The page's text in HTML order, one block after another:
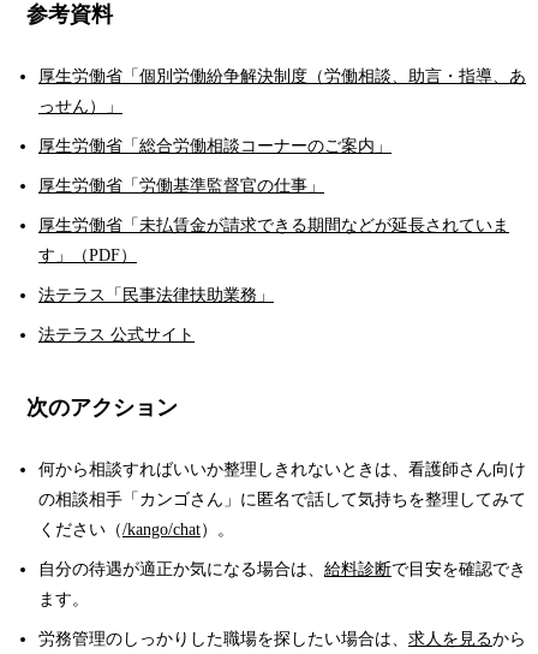
参考資料
厚生労働省「個別労働紛争解決制度（労働相談、助言・指導、あ
っせん）」
厚生労働省「総合労働相談コーナーのご案内」
厚生労働省「労働基準監督官の仕事」
厚生労働省「未払賃金が請求できる期間などが延長されていま
す」（PDF）
法テラス「民事法律扶助業務」
法テラス 公式サイト
次のアクション
何から相談すればいいか整理しきれないときは、看護師さん向け
の相談相手「カンゴさん」に匿名で話して気持ちを整理してみて
ください（/kango/chat）。
自分の待遇が適正か気になる場合は、 給料診断で目安を確認でき
ます。
労務管理のしっかりした職場を探したい場合は、 求人を見るから